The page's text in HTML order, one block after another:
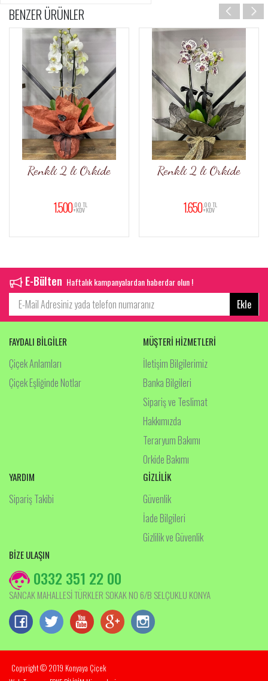
BENZER ÜRÜNLER
Renkli 2 li Orkide
1.500,00 TL
+KDV
Renkli 2 li Orkide
1.650,00 TL
+KDV
E-Bülten Haftalık kampanyalardan haberdar olun !
Ekle
FAYDALI BİLGİLER
Çiçek Anlamları
Çiçek Eşliğinde Notlar
MÜŞTERİ HİZMETLERİ
İletişim Bilgilerimiz
Banka Bilgileri
Sipariş ve Teslimat
Hakkımızda
Teraryum Bakımı
Orkide Bakımı
YARDIM
Sipariş Takibi
GİZLİLİK
Güvenlik
İade Bilgileri
Gizlilik ve Güvenlik
BİZE ULAŞIN
0332 351 22 00
SANCAK MAHALLESİ TÜRKLER SOKAK NO 6/B SELÇUKLU KONYA
Copyright © 2019 Konyaya Çiçek